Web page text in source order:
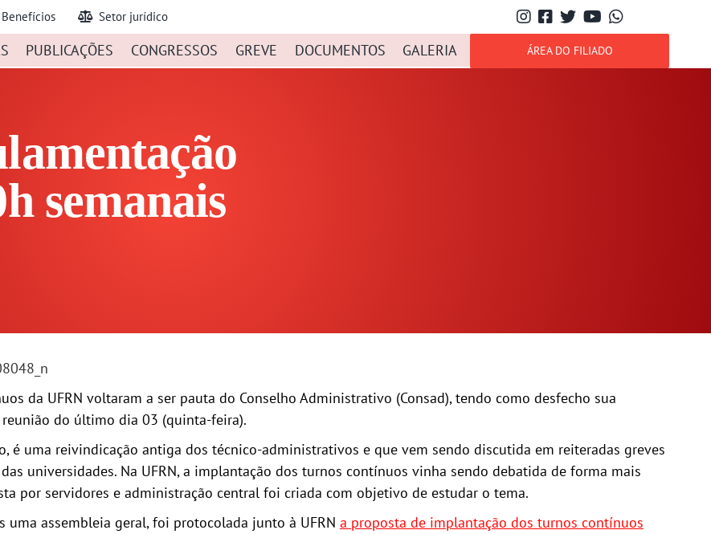
Benefícios Setor jurídico
PUBLICAÇÕES CONGRESSOS GREVE DOCUMENTOS GALERIA ÁREA DO FILIADO
semanais
da UFRN voltaram a ser pauta do Conselho Administrativo (Consad), tendo como desfecho sua
do último dia 03 (quinta-feira).
é uma reivindicação antiga dos técnico-administrativos e que vem sendo discutida em reiteradas greves
universidades. Na UFRN, a implantação dos turnos contínuos vinha sendo debatida de forma mais
por servidores e administração central foi criada com objetivo de estudar o tema.
assembleia geral, foi protocolada junto à UFRN a proposta de implantação dos turnos contínuos